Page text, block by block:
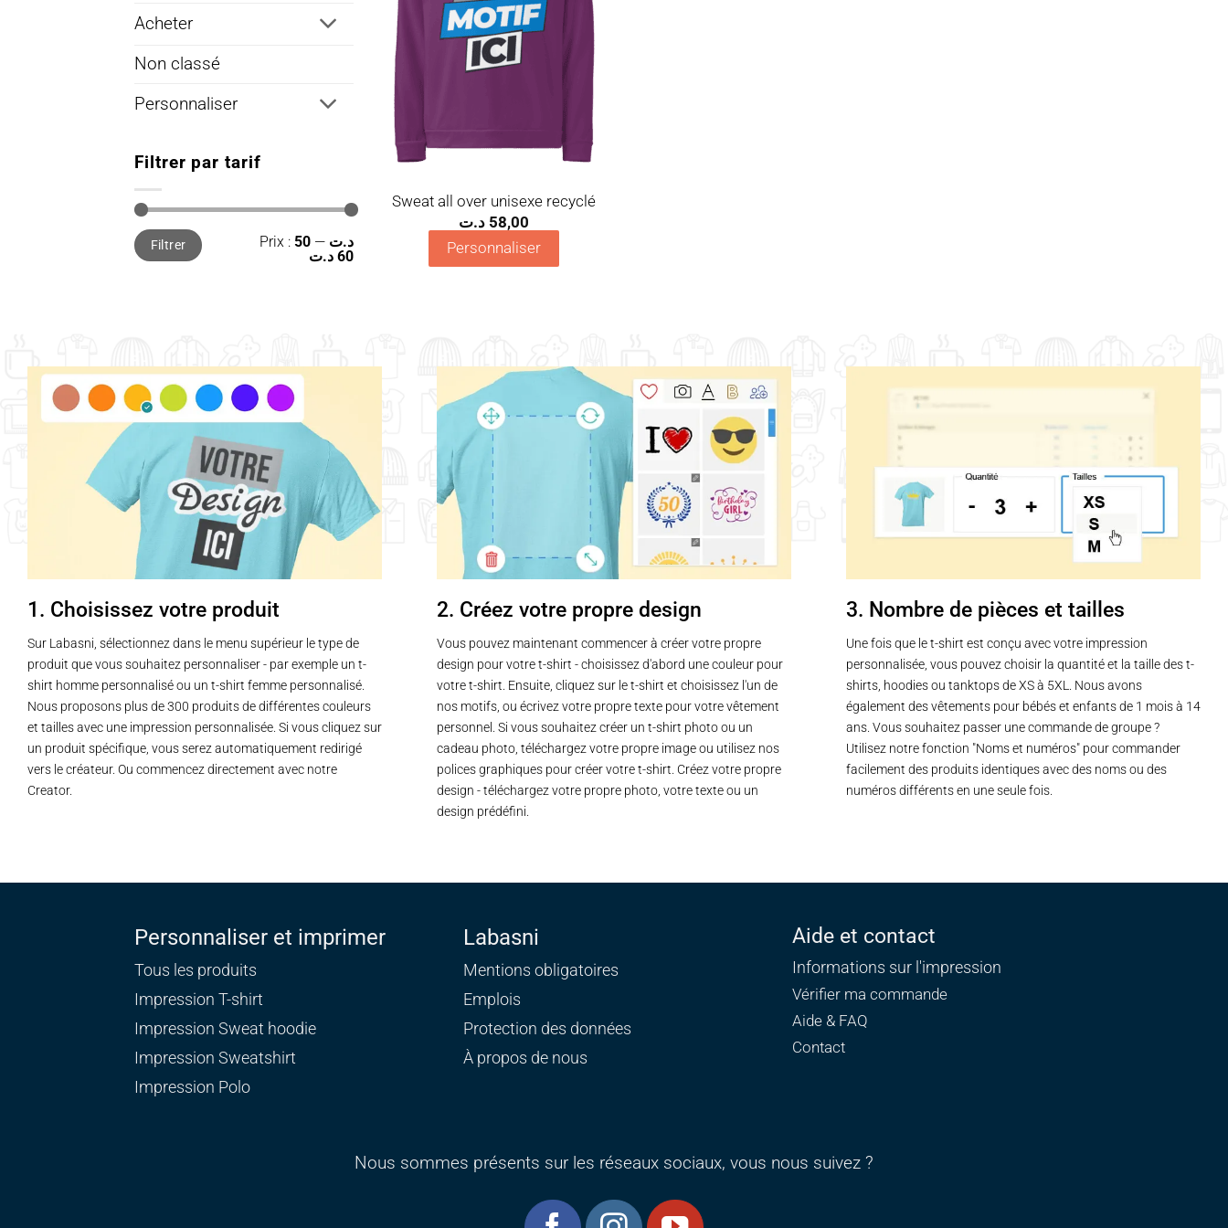
Acheter
Non classé
Personnaliser
Filtrer par tarif
Prix
min
Prix
maxFiltrer Prix : 50 د.ت —
60 د.ت
Sweat all over unisexe recyclé
58,00 د.ت
Personnaliser
1. Choisissez votre produit
Sur Labasni, sélectionnez dans le menu supérieur le type de
produit que vous souhaitez personnaliser - par exemple un t-
shirt homme personnalisé ou un t-shirt femme personnalisé.
Nous proposons plus de 300 produits de différentes couleurs
et tailles avec une impression personnalisée. Si vous cliquez sur
un produit spécifique, vous serez automatiquement redirigé
vers le créateur. Ou commencez directement avec notre
Creator.
2. Créez votre propre design
Vous pouvez maintenant commencer à créer votre propre
design pour votre t-shirt - choisissez d'abord une couleur pour
votre t-shirt. Ensuite, cliquez sur le t-shirt et choisissez l'un de
nos motifs, ou écrivez votre propre texte pour votre vêtement
personnel. Si vous souhaitez créer un t-shirt photo ou un
cadeau photo, téléchargez votre propre image ou utilisez nos
polices graphiques pour créer votre t-shirt. Créez votre propre
design - téléchargez votre propre photo, votre texte ou un
design prédéfini.
3. Nombre de pièces et tailles
Une fois que le t-shirt est conçu avec votre impression
personnalisée, vous pouvez choisir la quantité et la taille des t-
shirts, hoodies ou tanktops de XS à 5XL. Nous avons
également des vêtements pour bébés et enfants de 1 mois à 14
ans. Vous souhaitez passer une commande de groupe ?
Utilisez notre fonction "Noms et numéros" pour commander
facilement des produits identiques avec des noms ou des
numéros différents en une seule fois.
Personnaliser et imprimer
Tous les produits
Impression T-shirt
Impression Sweat hoodie
Impression Sweatshirt
Impression Polo
Labasni
Mentions obligatoires
Emplois
Protection des données
À propos de nous
Aide et contact
Informations sur l'impression
Vérifier ma commande
Aide & FAQ
Contact
Nous sommes présents sur les réseaux sociaux, vous nous suivez ?